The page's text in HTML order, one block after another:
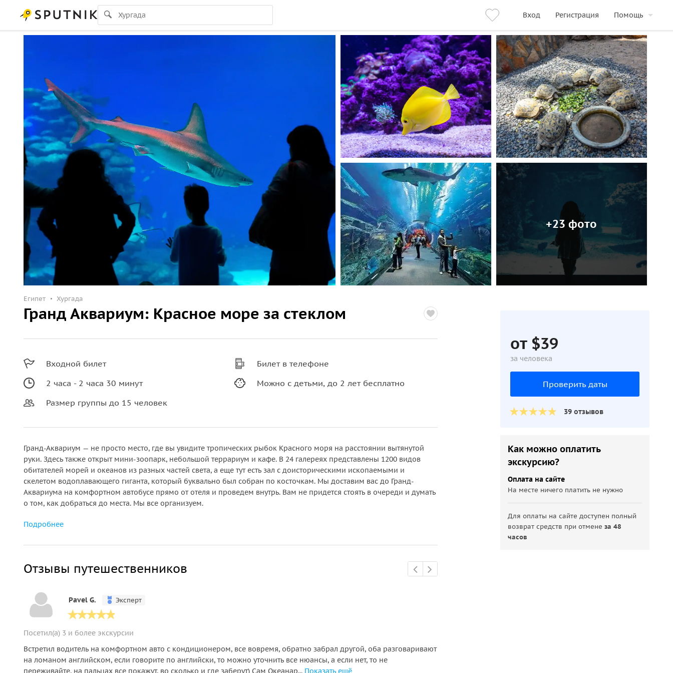
Вход Регистрация Помощь
+23 фото
Египет Хургада
Гранд Аквариум: Красное море за стеклом
Входной билет
2 часа - 2 часа 30 минут
Размер группы до 15 человек
Билет в телефоне
Можно с детьми, до 2 лет бесплатно
Гранд-Аквариум — не просто место, где вы увидите тропических рыбок Красного моря на расстоянии вытянутой
руки. Здесь также открыт мини-зоопарк, небольшой террариум и кафе. В 24 галереях представлены 1200 видов
обитателей морей и океанов из разных частей света, а еще тут есть зал с доисторическими ископаемыми и
скелетом водоплавающего гиганта, который буквально был собран по косточкам. Мы доставим вас до Гранд-
Аквариума на комфортном автобусе прямо от отеля и проведем внутрь. Вам не придется стоять в очереди и думать
о том, как добраться до места. Мы все организуем.
Подробнее
Отзывы путешественников
Pavel G. Эксперт
Посетил(а) 3 и более экскурсии
Встретил водитель на комфортном авто с кондиционером, все вовремя, обратно забрал другой, оба разговаривают
на ломаном английском, если говорите по английски, то можно уточнить все нюансы, а если нет, то не
переживайте, на пальцах все покажут, во сколько и где заберут) Сам Океанар... Показать ещё
от $39
за человека
Проверить даты
39 отзывов
Как можно оплатить
экскурсию?
Оплата на сайте
На месте ничего платить не нужно
Для оплаты на сайте доступен полный
возврат средств при отменеза 48
часов